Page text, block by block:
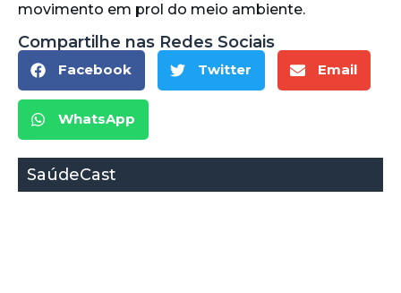
movimento em prol do meio ambiente.
Compartilhe nas Redes Sociais
Facebook Twitter Email
WhatsApp
SaúdeCast